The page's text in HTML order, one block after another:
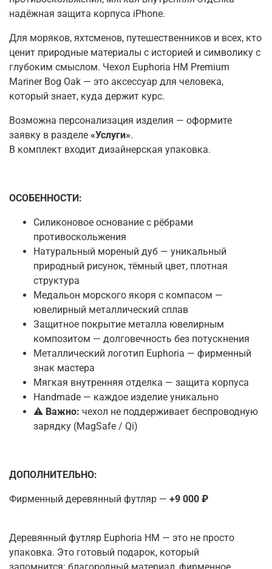
надёжная защита корпуса iPhone.
Для моряков, яхтсменов, путешественников и всех, кто
ценит природные материалы с историей и символику с
глубоким смыслом. Чехол Euphoria HM Premium
Mariner Bog Oak — это аксессуар для человека,
который знает, куда держит курс.
Возможна персонализация изделия — оформите
заявку в разделе «Услуги».
В комплект входит дизайнерская упаковка.
ОСОБЕННОСТИ:
Силиконовое основание с рёбрами
противоскольжения
Натуральный мореный дуб — уникальный
природный рисунок, тёмный цвет, плотная
структура
Медальон морского якоря с компасом —
ювелирный металлический сплав
Защитное покрытие металла ювелирным
композитом — долговечность без потускнения
Металлический логотип Euphoria — фирменный
знак мастера
Мягкая внутренняя отделка — защита корпуса
Handmade — каждое изделие уникально
⚠️ Важно: чехол не поддерживает беспроводную
зарядку (MagSafe / Qi)
ДОПОЛНИТЕЛЬНО:
Фирменный деревянный футляр — +9 000 ₽
Деревянный футляр Euphoria HM — это не просто
упаковка. Это готовый подарок, который